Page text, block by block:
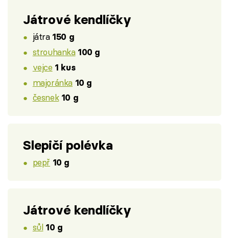
Játrové kendlíčky
játra 150 g
strouhanka 100 g
vejce 1 kus
majoránka 10 g
česnek 10 g
Slepičí polévka
pepř 10 g
Játrové kendlíčky
sůl 10 g